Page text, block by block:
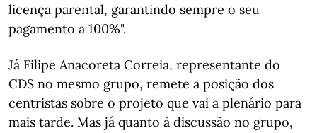
licença parental, garantindo sempre o seu
pagamento a 100%".
Já Filipe Anacoreta Correia, representante do
CDS no mesmo grupo, remete a posição dos
centristas sobre o projeto que vai a plenário para
mais tarde. Mas já quanto à discussão no grupo,